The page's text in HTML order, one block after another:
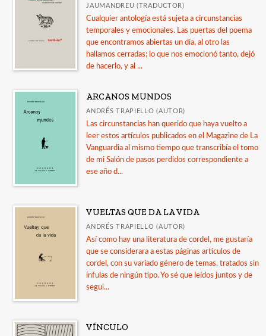
JAUMANDREU (TRADUCTOR)
Cualquier antología está sujeta a circunstancias
temporales y emocionales. Las puertas del poema
que encontramos abiertas un día, al otro las
hallamos cerradas; lo que nos emocionó tanto, dejó
de hacerlo, y al ...
ARCANOS MUNDOS
ANDRÉS TRAPIELLO (AUTOR)
Las circunstancias han querido que haya vuelto a
leer estos artículos publicados en el Magazine de La
Vanguardia al mismo tiempo que transcribía el tomo
de mi Salón de pasos perdidos correspondiente a
ese año d...
VUELTAS QUE DA LA VIDA
ANDRÉS TRAPIELLO (AUTOR)
Así como hay una literatura de cordel, me gustaría
que se considerara a estas páginas artículos de
cordel, con su variado género de temas, tratados sin
ínfulas de ningún tipo. Yo sé que leídos juntos y de
segui...
VÍNCULO